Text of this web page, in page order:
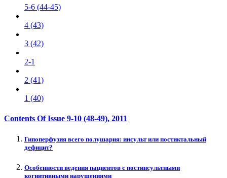
5-6 (44-45)
4 (43)
3 (42)
2-1
2 (41)
1 (40)
Contents Of Issue 9-10 (48-49), 2011
Гипоперфузия всего полушария: инсульт или постиктальный
дефицит?
Особенности ведения пациентов с постинсультными
когнитивными нарушениями